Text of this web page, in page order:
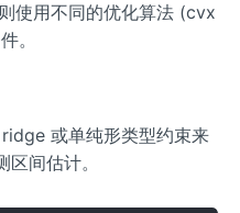
使用不同的优化算法 (cvx
。
或单纯形类型约束来
间估计。